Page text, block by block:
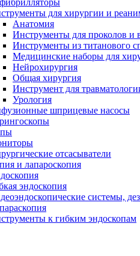
для хирургии и
Анатомия
Инструменты для проколов и
Инструменты из титанового
Медицинские наборы для
Нейрохирургия
Общая хирургия
Инструмент для
Урология
шприцевые насосы
отсасыватели
и лапароскопия
эндоскопия
системы,
к гибким эндоскопам